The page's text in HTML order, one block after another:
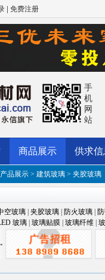
| 免费注册
手
机
网
站
商品展示 供求信
产品展示 > 建筑玻璃 > 夹胶玻璃
空玻璃 夹胶玻璃 防火玻璃
玻璃 玻璃贴膜 玻璃纤维